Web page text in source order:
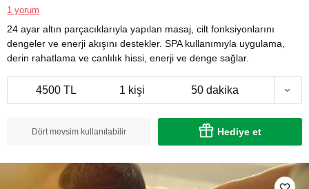
1 yorum
24 ayar altın parçacıklarıyla yapılan masaj, cilt fonksiyonlarını
dengeler ve enerji akışını destekler. SPA kullanımıyla uygulama,
derin rahatlama ve canlılık hissi, enerji ve denge sağlar.
4500 TL 1 kişi 50 dakika
Dört mevsim kullanılabilir Hediye et